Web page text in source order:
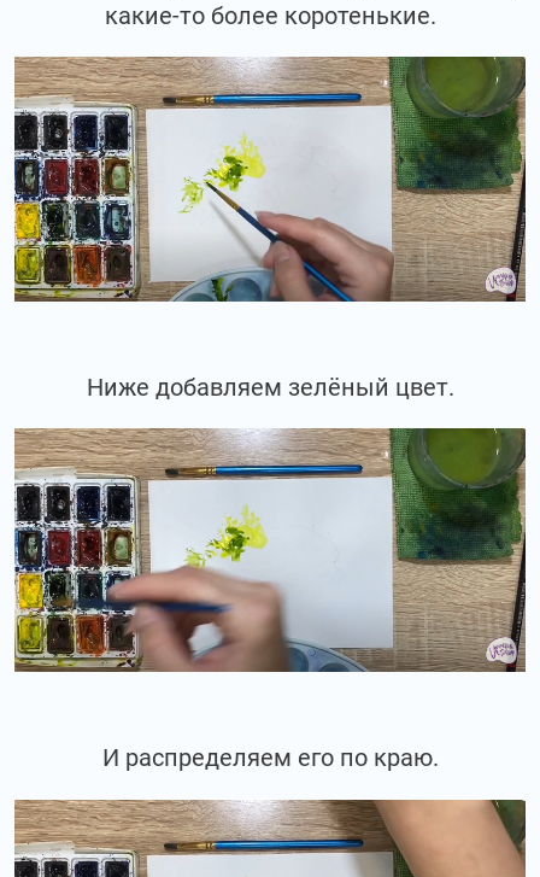
какие-то более коротенькие.
Ниже добавляем зелёный цвет.
И распределяем его по краю.